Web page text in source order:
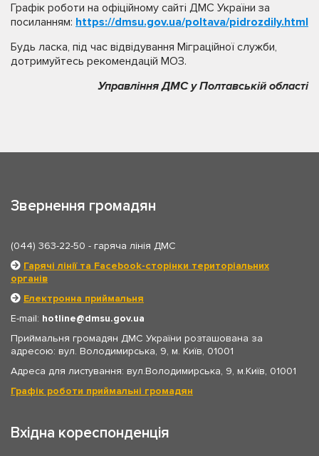
Графік роботи на офіційному сайті ДМС України за
посиланням: https://dmsu.gov.ua/poltava/pidrozdily.html
Будь ласка, під час відвідування Міграційної служби,
дотримуйтесь рекомендацій МОЗ.
Управління ДМС у Полтавській області
Звернення громадян
(044) 363-22-50 - гаряча лінія ДМС
Гарячі лінії та Facebook-сторінки територіальних
органів
Електронна приймальня
E-mail: hotline
dmsu.gov.ua
Приймальня громадян ДМС України розташована за
адресою: вул. Володимирська, 9, м. Київ, 01001
Адреса для листування: вул.Володимирська, 9, м.Київ, 01001
Графік роботи приймальні громадян
Вхідна кореспонденція